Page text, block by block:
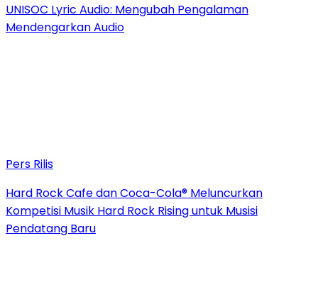
UNISOC Lyric Audio: Mengubah Pengalaman
Mendengarkan Audio
Pers Rilis
Hard Rock Cafe dan Coca-Cola® Meluncurkan
Kompetisi Musik Hard Rock Rising untuk Musisi
Pendatang Baru